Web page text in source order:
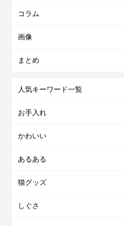
コラム
画像
まとめ
人気キーワード一覧
お手入れ
かわいい
あるある
猫グッズ
しぐさ